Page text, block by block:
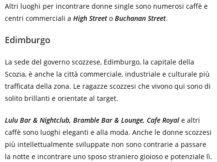
Altri luoghi per incontrare donne single sono numerosi caffè e
centri commerciali a High Streeto Buchanan Street.
Edimburgo
La sede del governo scozzese, Edimburgo, la capitale della
Scozia, è anche la città commerciale, industriale e culturale più
trafficata della zona. Le ragazze scozzesi che vivono qui sono di
solito brillanti e orientate al target.
Lulu Bar & Nightclub, Bramble Bar & Lounge, Cafe Royal e altri
caffè sono luoghi eleganti e alla moda. Anche le donne scozzesi
più intellettualmente sviluppate non sono contrarie a passare
la notte e incontrare uno sposo straniero gioioso e potenziale lì.